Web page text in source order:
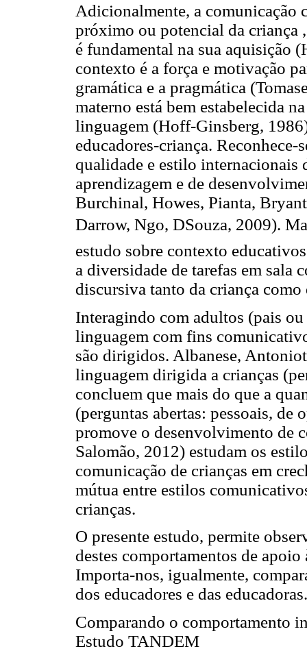
Adicionalmente, a comunicação
próximo ou potencial da criança
é fundamental na sua aquisição
contexto é a força e motivação
gramática e a pragmática
materno está bem estabelecida
linguagem (Hoff-Ginsberg,
educadores-criança. Reconhece-
qualidade e estilo internacionais
aprendizagem e de
Burchinal, Howes, Pianta,
Darrow, Ngo, DSouza, 2009).
estudo sobre contexto
a diversidade de tarefas em sala
discursiva tanto da criança
Interagindo com adultos (pais ou
linguagem com fins
são dirigidos. Albanese,
linguagem dirigida a crianças
concluem que mais do que a
(perguntas abertas: pessoais,
promove o desenvolvimento de
Salomão, 2012) estudam os
comunicação de crianças em
mútua entre estilos
crianças.
O presente estudo, permite
destes comportamentos de
Importa-nos, igualmente,
dos educadores e das educadoras.
Comparando o comportamento
Estudo TANDEM